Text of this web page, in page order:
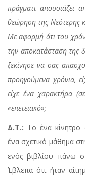
πράγματι απουσιάζει
θεώρηση της Νεότερης
Με αφορμή ότι του
την αποκατάσταση της
ξεκίνησε να σας
προηγούμενα χρόνια,
είχε ένα χαρακτήρα
«επετειακό»;
Δ.Τ.: Το ένα κίνητρο
ένα σχετικό μάθημα
ενός βιβλίου πάνω
Έβλεπα ότι ήταν